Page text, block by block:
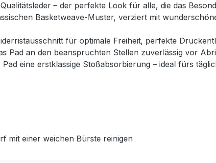
– der perfekte Look für alle, die das
Basketweave-Muster, verziert mit
für optimale Freiheit, perfekte
Pad an den beanspruchten Stellen zuverlässig vor
eine erstklassige Stoßabsorbierung – ideal fürs
mit einer weichen Bürste reinigen